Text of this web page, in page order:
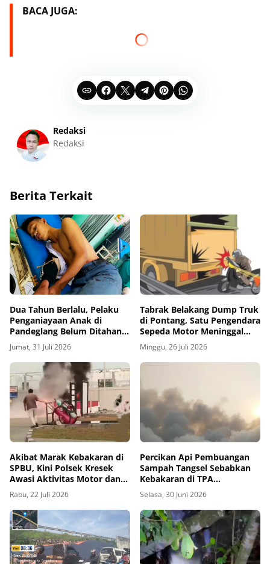
BACA JUGA:
Redaksi
Redaksi
Berita Terkait
Dua Tahun Berlalu, Pelaku
Penganiayaan Anak di
Pandeglang Belum Ditahan,
Keluarga Korban Justru
Diteror LSM
Jumat, 31 Juli 2026
Tabrak Belakang Dump Truk
di Pontang, Satu Pengendara
Sepeda Motor Meninggal
Dunia
Minggu, 26 Juli 2026
Akibat Marak Kebakaran di
SPBU, Kini Polsek Kresek
Awasi Aktivitas Motor dan
Kendaraan Bertangki
Modifikasi
Rabu, 22 Juli 2026
Percikan Api Pembuangan
Sampah Tangsel Sebabkan
Kebakaran di TPA
Jatiwaringin
Selasa, 30 Juni 2026